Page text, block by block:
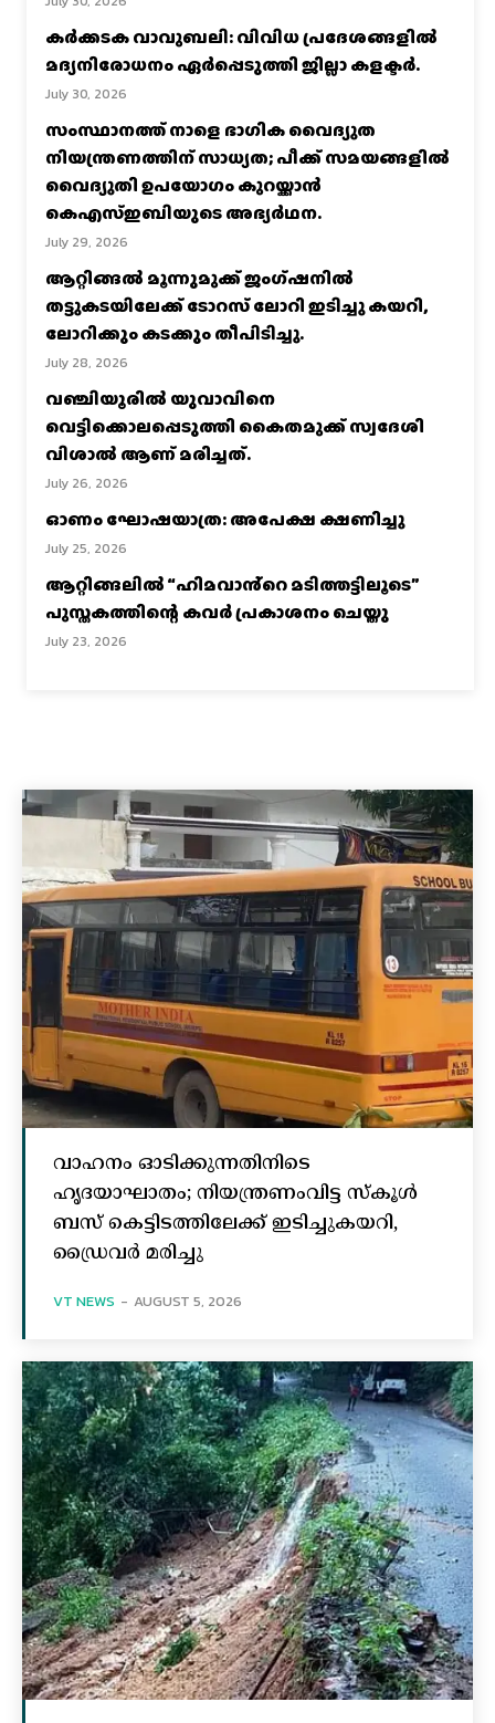
കര്‍ക്കടക വാവുബലി: വിവിധ പ്രദേശങ്ങളില്‍
മദ്യനിരോധനം ഏര്‍പ്പെടുത്തി ജില്ലാ കളക്ടര്‍.
July 30, 2026
സംസ്ഥാനത്ത് നാളെ ഭാഗിക വൈദ്യുത
നിയന്ത്രണത്തിന് സാധ്യത; പീക്ക് സമയങ്ങളില്‍
വൈദ്യുതി ഉപയോഗം കുറയ്ക്കാൻ
കെഎസ്‌ഇബിയുടെ അഭ്യര്‍ഥന.
July 29, 2026
ആറ്റിങ്ങൽ മൂന്നുമുക്ക് ജംഗ്ഷനിൽ
തട്ടുകടയിലേക്ക് ടോറസ് ലോറി ഇടിച്ചു കയറി,
ലോറിക്കും കടക്കും തീപിടിച്ചു.
July 28, 2026
വഞ്ചിയൂരില്‍ യുവാവിനെ
വെട്ടിക്കൊലപ്പെടുത്തി കൈതമുക്ക് സ്വദേശി
വിശാല്‍ ആണ് മരിച്ചത്.
July 26, 2026
ഓണം ഘോഷയാത്ര: അപേക്ഷ ക്ഷണിച്ചു
July 25, 2026
ആറ്റിങ്ങലിൽ “ഹിമവാൻ്റെ മടിത്തട്ടിലൂടെ”
പുസ്തകത്തിന്റെ കവർ പ്രകാശനം ചെയ്തു
July 23, 2026
വാഹനം ഓടിക്കുന്നതിനിടെ
ഹൃദയാഘാതം; നിയന്ത്രണംവിട്ട സ്കൂൾ
ബസ് കെട്ടിടത്തിലേക്ക് ഇടിച്ചുകയറി,
ഡ്രൈവർ മരിച്ചു
VT NEWS - AUGUST 5, 2026